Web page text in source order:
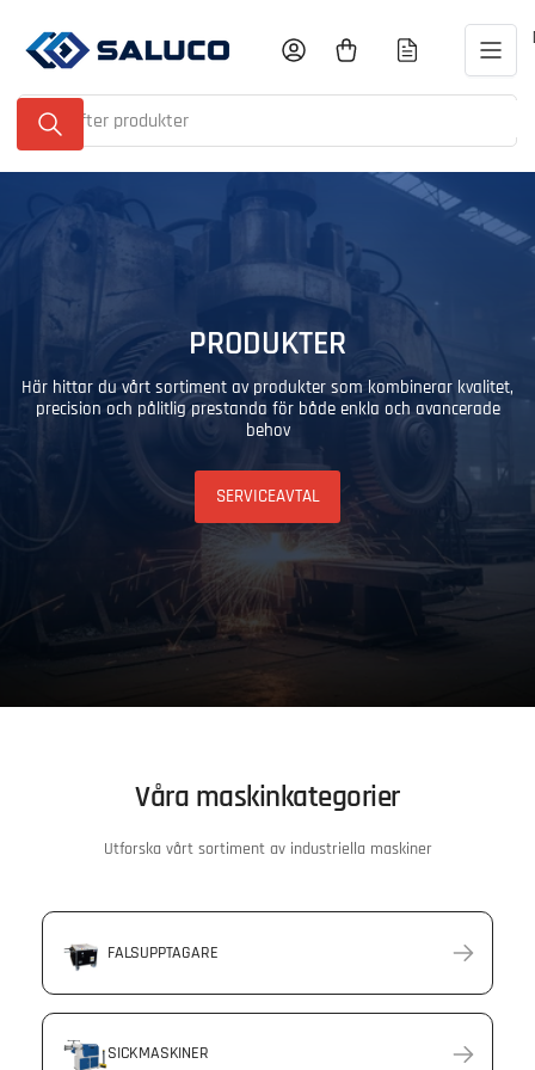
innehållet
Sök
efter
produkter
Logga in Öppna minikundvagnen
PRODUKTER
Här hittar du vårt sortiment av produkter som kombinerar kvalitet,
precision och pålitlig prestanda för både enkla och avancerade
behov
SERVICEAVTAL
Våra maskinkategorier
Utforska vårt sortiment av industriella maskiner
FALSUPPTAGARE
SICKMASKINER